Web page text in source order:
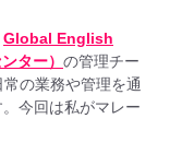
Global English
ター） の管理チー
の業務や管理を通
今回は私がマレー